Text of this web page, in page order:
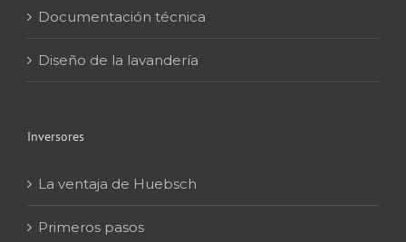
Documentación técnica
Diseño de la lavandería
Inversores
La ventaja de Huebsch
Primeros pasos